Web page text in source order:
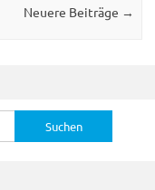
Neuere Beiträge →